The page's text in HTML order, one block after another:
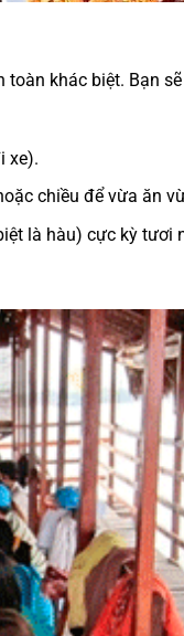
khác biệt. Bạn
xe).
chiều để vừa ăn
là hàu) cực kỳ tươi